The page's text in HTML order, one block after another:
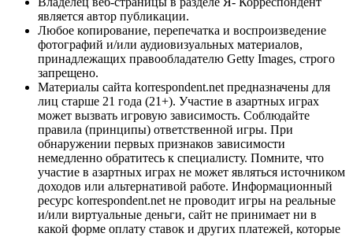
является автор публикации.
Любое копирование, перепечатка и воспроизведение
фотографий и/или аудиовизуальных материалов,
принадлежащих правообладателю Getty Images, строго
запрещено.
Материалы сайта korrespondent.net предназначены для
лиц старше 21 года (21+). Участие в азартных играх
может вызвать игровую зависимость. Соблюдайте
правила (принципы) ответственной игры. При
обнаружении первых признаков зависимости
немедленно обратитесь к специалисту. Помните, что
участие в азартных играх не может являться источником
доходов или альтернативой работе. Информационный
ресурс korrespondent.net не проводит игры на реальные
и/или виртуальные деньги, сайт не принимает ни в
какой форме оплату ставок и других платежей, которые